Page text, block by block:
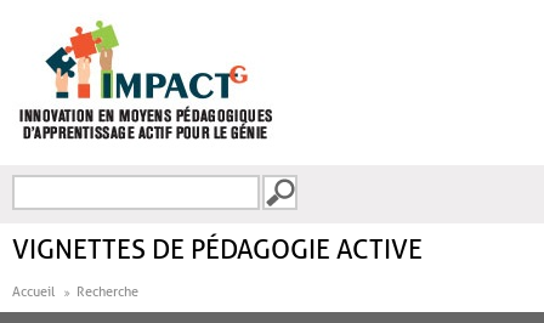
FORMULAIRE DE
VIGNETTES DE PÉDAGOGIE ACTIVE
Accueil Recherche